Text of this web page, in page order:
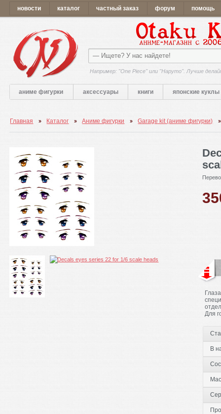
новости каталог частный заказ форум помощь
Например: "One Piece" или "Наруто". Лучше
аниме фигурки аксессуары книги японские куклы
Главная Каталог Аниме фигурки Garage kit (аниме фигурки)
Для
В